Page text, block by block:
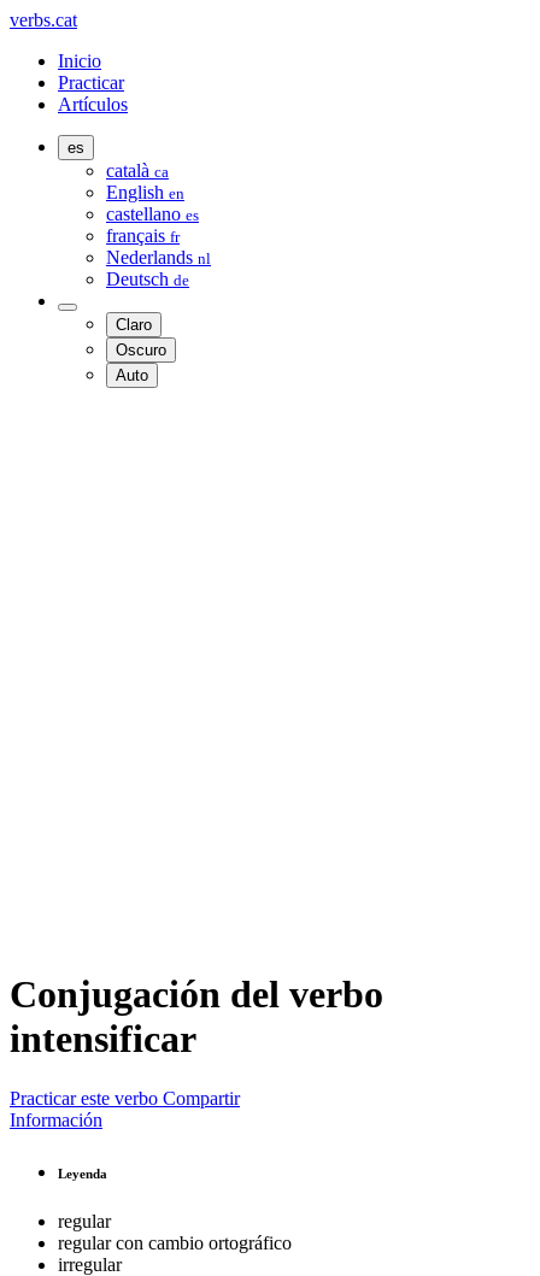
verbs.cat
Inicio
Practicar
Artículos
es
català ca
English en
castellano es
français fr
Nederlands nl
Deutsch de
Claro
Oscuro
Auto
Conjugación del verbo
intensificar
Practicar este verbo Compartir
Información
Leyenda
regular
regular con cambio ortográfico
irregular